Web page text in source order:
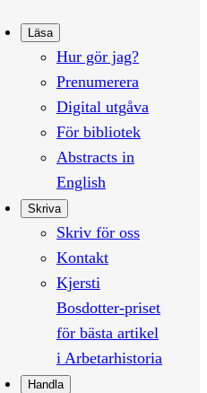
Läsa
Hur gör jag?
Prenumerera
Digital utgåva
För bibliotek
Abstracts in
English
Skriva
Skriv för oss
Kontakt
Kjersti
Bosdotter-priset
för bästa artikel
i Arbetarhistoria
Handla